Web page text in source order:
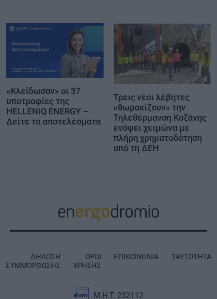
«Κλείδωσαν» οι 37
υποτροφίες της
HELLENiQ ENERGY –
Δείτε τα αποτελέσματα
Τρεις νέοι λέβητες
«θωρακίζουν» την
Τηλεθέρμανση Κοζάνης
ενόψει χειμώνα με
πλήρη χρηματοδότηση
από τη ΔΕΗ
Μ.Η.Τ. 252112
ΔΗΛΩΣΗ
ΣΥΜΜΟΡΦΩΣΗΣ
ΟΡΟΙ
ΧΡΗΣΗΣ
ΕΠΙΚΟΙΝΩΝΙΑ ΤΑΥΤΟΤΗΤΑ